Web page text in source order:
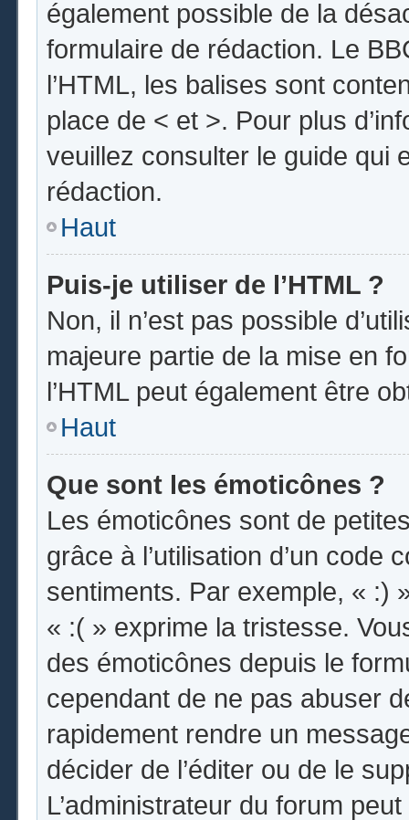
également possible de la
formulaire de rédaction. Le
l’HTML, les balises sont
place de < et >. Pour plus
veuillez consulter le guide qui
rédaction.
Haut
Puis-je utiliser de l’HTML ?
Non, il n’est pas possible
majeure partie de la mise en
l’HTML peut également être
Haut
Que sont les émoticônes ?
Les émoticônes sont de
grâce à l’utilisation d’un code
sentiments. Par exemple, « :)
« :( » exprime la tristesse.
des émoticônes depuis le
cependant de ne pas abuser
rapidement rendre un
décider de l’éditer ou de le
L’administrateur du forum